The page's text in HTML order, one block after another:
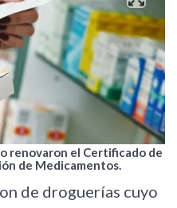
renovaron el Certificado de
de Medicamentos.
de droguerías cuyo